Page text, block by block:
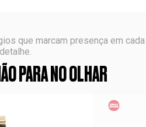
que marcam presença em cada
detalhe.
PARA NO OLHAR